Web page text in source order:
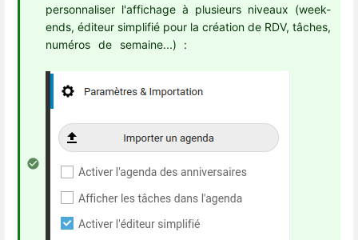
personnaliser l'affichage à plusieurs niveaux (week-
ends, éditeur simplifié pour la création de RDV, tâches,
numéros de semaine...) :